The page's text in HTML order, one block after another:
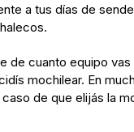
a tus días de
de cuanto equipo
mochilear. En
de que elijás la